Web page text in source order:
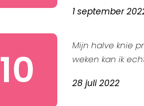
1 september
10
Mijn halve knie
weken kan ik
28 juli 2022